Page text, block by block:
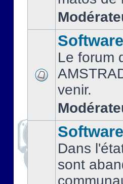
Software
Le forum
venir.
Dans
sont